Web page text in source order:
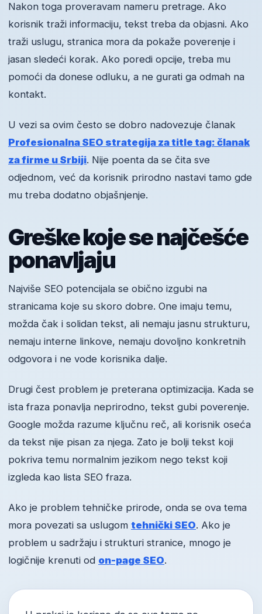
Nakon toga proveravam nameru pretrage. Ako
korisnik traži informaciju, tekst treba da objasni. Ako
traži uslugu, stranica mora da pokaže poverenje i
jasan sledeći korak. Ako poredi opcije, treba mu
pomoći da donese odluku, a ne gurati ga odmah na
kontakt.
U vezi sa ovim često se dobro nadovezuje članak
Profesionalna SEO strategija za title tag: članak
za firme u Srbiji. Nije poenta da se čita sve
odjednom, već da korisnik prirodno nastavi tamo gde
mu treba dodatno objašnjenje.
Greške koje se najčešće
ponavljaju
Najviše SEO potencijala se obično izgubi na
stranicama koje su skoro dobre. One imaju temu,
možda čak i solidan tekst, ali nemaju jasnu strukturu,
nemaju interne linkove, nemaju dovoljno konkretnih
odgovora i ne vode korisnika dalje.
Drugi čest problem je preterana optimizacija. Kada se
ista fraza ponavlja neprirodno, tekst gubi poverenje.
Google možda razume ključnu reč, ali korisnik oseća
da tekst nije pisan za njega. Zato je bolji tekst koji
pokriva temu normalnim jezikom nego tekst koji
izgleda kao lista SEO fraza.
Ako je problem tehničke prirode, onda se ova tema
mora povezati sa uslugom tehnički SEO. Ako je
problem u sadržaju i strukturi stranice, mnogo je
logičnije krenuti od on-page SEO.